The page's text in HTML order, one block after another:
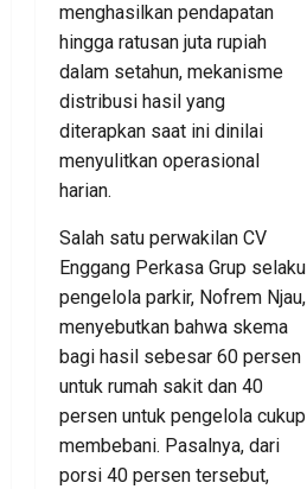
menghasilkan pendapatan
hingga ratusan juta rupiah
dalam setahun, mekanisme
distribusi hasil yang
diterapkan saat ini dinilai
menyulitkan operasional
harian.
Salah satu perwakilan CV
Enggang Perkasa Grup selaku
pengelola parkir, Nofrem Njau,
menyebutkan bahwa skema
bagi hasil sebesar 60 persen
untuk rumah sakit dan 40
persen untuk pengelola cukup
membebani. Pasalnya, dari
porsi 40 persen tersebut,